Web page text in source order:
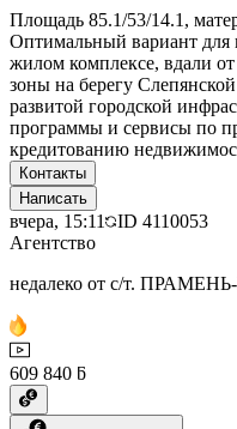
Площадь 85.1/53/14.1,
Оптимальный вариант
жилом комплексе, вдали
зоны на берегу
развитой городской
программы и сервисы по
кредитованию
Контакты
Написать
вчера, 15:11 ID 4110053
Агентство
недалеко от с/т.
609 840 ƃ